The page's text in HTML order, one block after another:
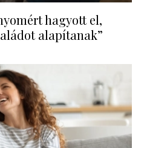
hagyott el,
alapítanak”